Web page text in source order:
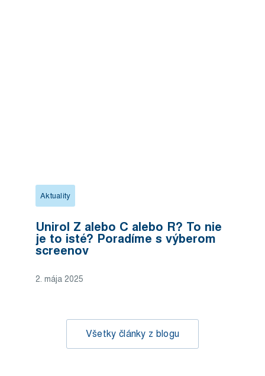
Aktuality
Unirol Z alebo C alebo R? To nie
je to isté? Poradíme s výberom
screenov
2. mája 2025
Všetky články z blogu